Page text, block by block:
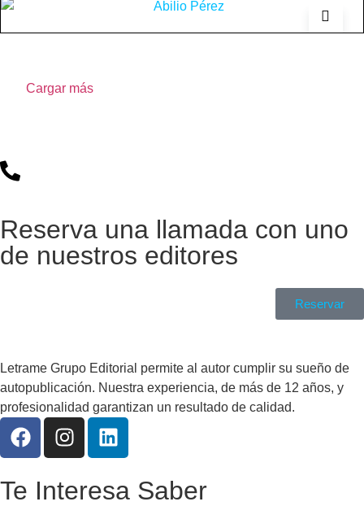
Cargar más
Reserva una llamada con uno
de nuestros editores
Reservar
Letrame Grupo Editorial permite al autor cumplir su sueño de
autopublicación. Nuestra experiencia, de más de 12 años, y
profesionalidad garantizan un resultado de calidad.
Te Interesa Saber